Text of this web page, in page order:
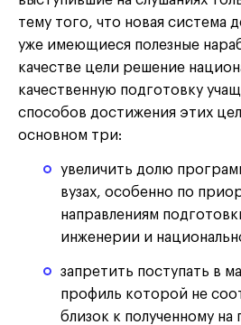
тему того, что новая система
уже имеющиеся полезные
качестве цели решение
качественную подготовку
способов достижения этих
основном три:
увеличить долю
вузах, особенно по
направлениям
инженерии и
запретить поступать в
профиль которой не
близок к полученному